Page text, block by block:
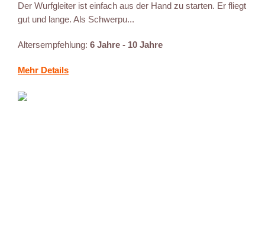
Der Wurfgleiter ist einfach aus der Hand zu starten. Er fliegt
gut und lange. Als Schwerpu...
Altersempfehlung: 6 Jahre - 10 Jahre
Mehr Details